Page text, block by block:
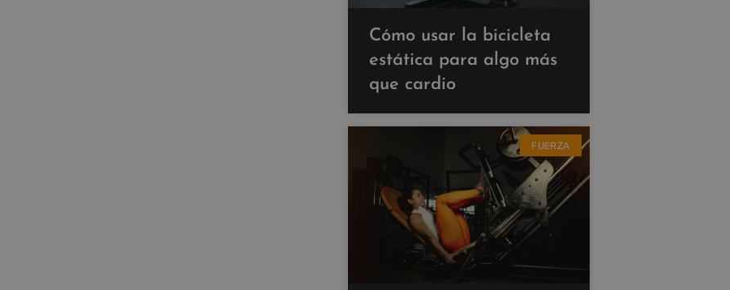
Cómo usar la bicicleta
estática para algo más
que cardio
FUERZA